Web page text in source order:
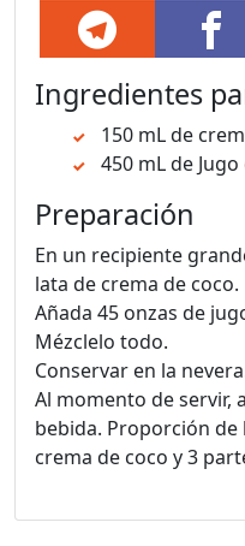
Ingredientes
150 mL de
450 mL de
Preparación
En un recipiente
lata de crema de coco.
Añada 45 onzas de
Mézclelo todo.
Conservar en la
Al momento de servir,
bebida. Proporción de
crema de coco y 3